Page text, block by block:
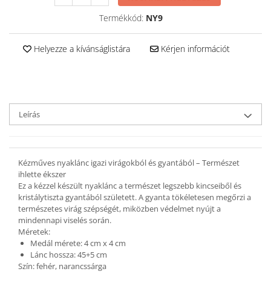
Bokalánc
Karperec
Karperec
Kitűző
Gyöngy / Talizmán
Haj kiegészítők
Havasi gyopár ékszerek
Nyaklánc / Medál
Fülbevaló
Ékszertartó
Ásvány ékszerek
Nyaklánc / Medál
Termékkód: NY9
Helyezze a kívánságlistára Kérjen információt
Leírás
Kézműves nyaklánc igazi virágokból és gyantából – Természet
ihlette ékszer
Ez a kézzel készült nyaklánc a természet legszebb kincseiből és
kristálytiszta gyantából született. A gyanta tökéletesen megőrzi a
természetes virág szépségét, miközben védelmet nyújt a
mindennapi viselés során.
Méretek:
Medál mérete: 4 cm x 4 cm
Lánc hossza: 45+5 cm
Szín: fehér, narancssárga